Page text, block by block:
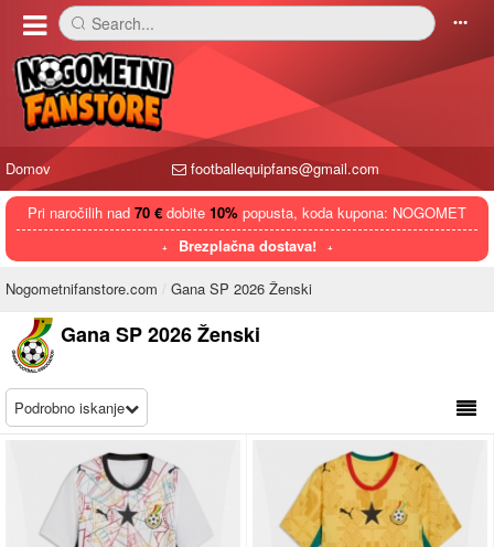
󰅼 Search... 󰄒
Domov footballequipfans@gmail.com
Pri naročilih nad 70 € dobite 10% popusta, koda kupona: NOGOMET
Brezplačna dostava!
Nogometnifanstore.com Gana SP 2026 Ženski
Gana SP 2026 Ženski
Podrobno iskanje